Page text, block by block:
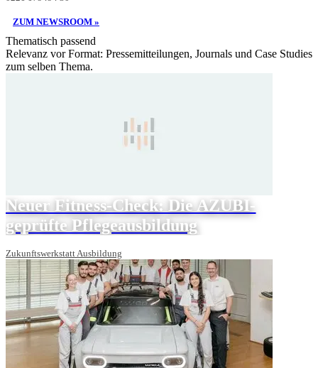
ZUM NEWSROOM »
Thematisch passend
Relevanz vor Format: Pressemitteilungen, Journals und Case Studies
zum selben Thema.
Neuer Fitness-Check: Die AZUBI-
geprüfte Pflegeausbildung
Zukunftswerkstatt Ausbildung